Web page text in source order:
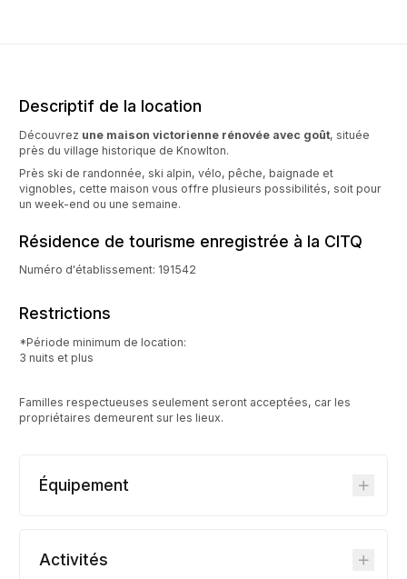
Descriptif de la location
Découvrez une maison victorienne rénovée avec goût, située
près du village historique de Knowlton.
Près ski de randonnée, ski alpin, vélo, pêche, baignade et
vignobles, cette maison vous offre plusieurs possibilités, soit pour
un week-end ou une semaine.
Résidence de tourisme enregistrée à la CITQ
Numéro d'établissement: 191542
Restrictions
*Période minimum de location:
3 nuits et plus
Familles respectueuses seulement seront acceptées, car les
propriétaires demeurent sur les lieux.
Équipement
Activités